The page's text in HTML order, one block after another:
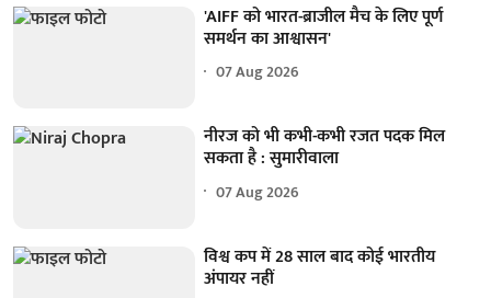
'AIFF को भारत-ब्राजील मैच के लिए पूर्ण
समर्थन का आश्वासन'
07 Aug 2026
नीरज को भी कभी-कभी रजत पदक मिल
सकता है : सुमारीवाला
07 Aug 2026
विश्व कप में 28 साल बाद कोई भारतीय
अंपायर नहीं